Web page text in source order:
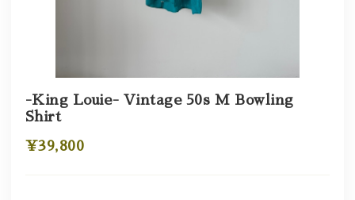
-King Louie- Vintage 50s M Bowling
Shirt
¥39,800